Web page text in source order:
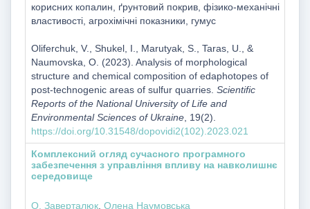
корисних копалин, ґрунтовий покрив, фізико-механічні
властивості, агрохімічні показники, гумус
Oliferchuk, V., Shukel, I., Marutyak, S., Taras, U., &
Naumovska, O. (2023). Analysis of morphological
structure and chemical composition of edaphotopes of
post-technogenic areas of sulfur quarries. Scientific
Reports of the National University of Life and
Environmental Sciences of Ukraine, 19(2).
https://doi.org/10.31548/dopovidi2(102).2023.021
Комплексний огляд сучасного програмного
забезпечення з управління впливу на навколишнє
середовище
O. Заверталюк, Олена Наумовська